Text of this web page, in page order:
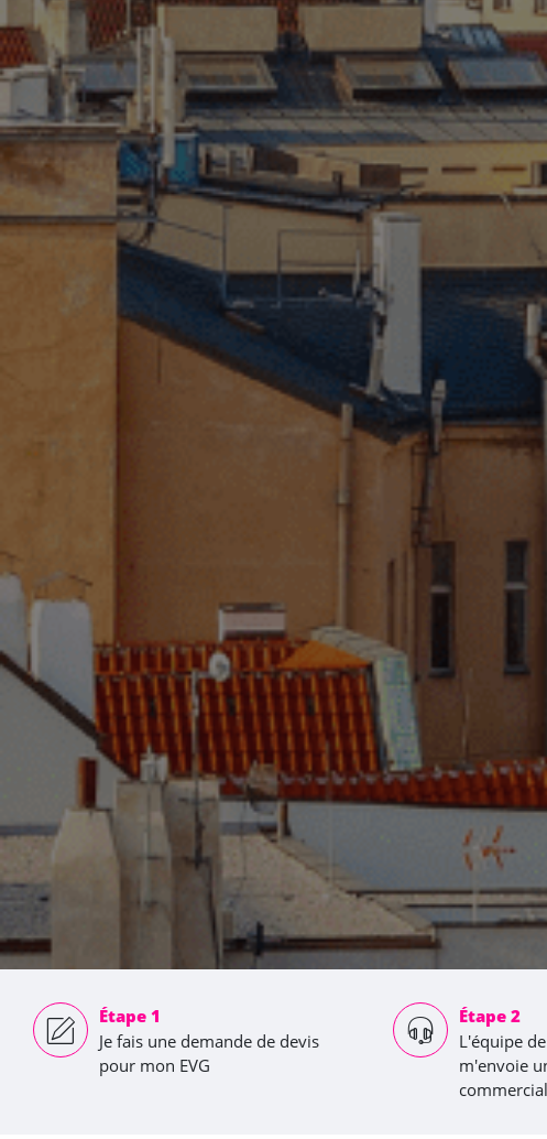
Étape 1
Je fais une demande de devis
pour mon EVG
Étape 2
L'équipe
m'envoie